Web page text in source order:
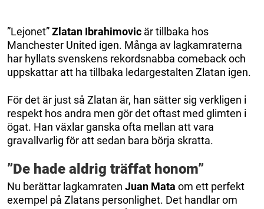
”Lejonet”Zlatan Ibrahimovic är tillbaka hos
Manchester United igen. Många av lagkamraterna
har hyllats svenskens rekordsnabba comeback och
uppskattar att ha tillbaka ledargestalten Zlatan igen.
För det är just så Zlatan är, han sätter sig verkligen i
respekt hos andra men gör det oftast med glimten i
ögat. Han växlar ganska ofta mellan att vara
gravallvarlig för att sedan bara börja skratta.
”De hade aldrig träffat honom”
Nu berättar lagkamraten Juan Mata om ett perfekt
exempel på Zlatans personlighet. Det handlar om